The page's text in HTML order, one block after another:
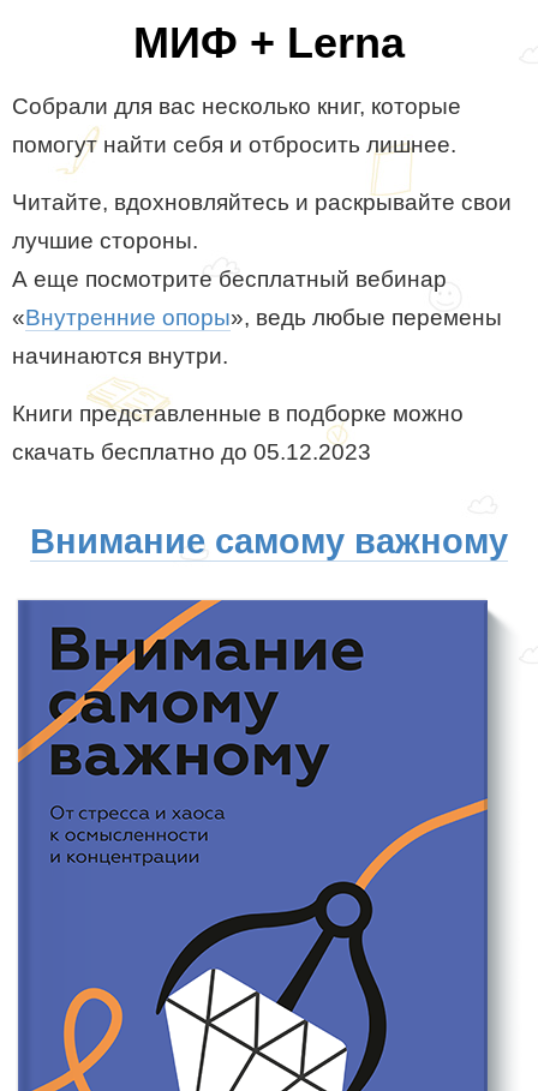
МИФ + Lerna
Собрали для вас несколько книг, которые
помогут найти себя и отбросить лишнее.
Читайте, вдохновляйтесь и раскрывайте свои
лучшие стороны.
А еще посмотрите бесплатный вебинар
«Внутренние опоры», ведь любые перемены
начинаются внутри.
Книги представленные в подборке можно
скачать бесплатно до 05.12.2023
Внимание самому важному